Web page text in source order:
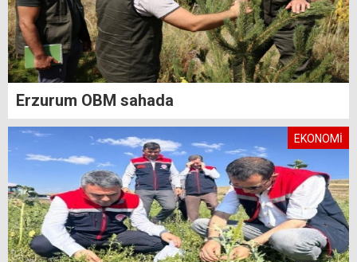
Erzurum OBM sahada
EKONOMİ